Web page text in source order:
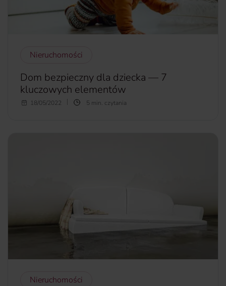
Nieruchomości
Dom bezpieczny dla dziecka — 7
kluczowych elementów
Naturalnym etapem rozwoju dziecka jest chęć
18/05/2022 5 min. czytania
Nieruchomości